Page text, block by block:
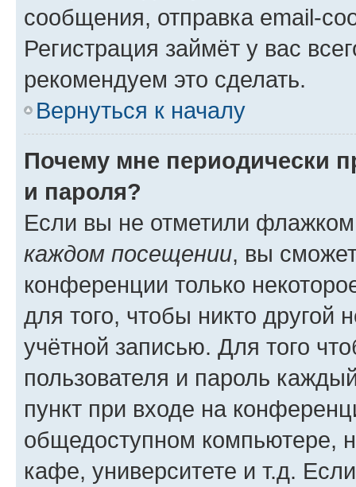
сообщения, отправка email-
Регистрация займёт у вас
рекомендуем это сделать.
Вернуться к началу
Почему мне периодически
и пароля?
Если вы не отметили
каждом посещении, вы
конференции только
для того, чтобы никто другой
учётной записью. Для того
пользователя и пароль
пункт при входе на
общедоступном компьютере,
кафе, университете и т.д.